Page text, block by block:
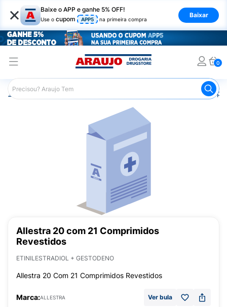
× Baixe o APP e ganhe 5% OFF!
Use o cupom APP5 na primeira compra
Baixar
0
Araujo Medicamentos
Allestra 20 com 21 Comprimidos
Revestidos
ETINILESTRADIOL + GESTODENO
Allestra 20 Com 21 Comprimidos Revestidos
Marca:ALLESTRA Ver bula